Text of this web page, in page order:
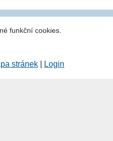
funkční cookies.
stránek Login